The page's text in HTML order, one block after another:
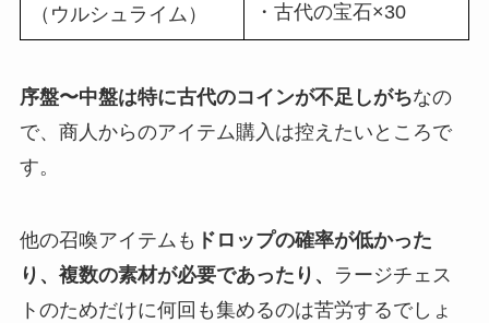
（ウルシュライム） ・古代の宝石×30
序盤〜中盤は特に古代のコインが不足しがちなの
で、商人からのアイテム購入は控えたいところで
す。
他の召喚アイテムも ドロップの確率が低かった
り、複数の素材が必要であったり、
ラージチェス
トのためだけに何回も集めるのは苦労するでしょ